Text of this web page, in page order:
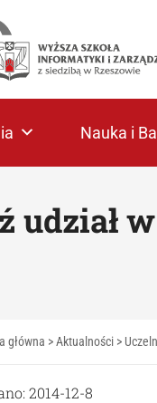
Nauka i
udział
główna >Aktualności >
2014-12-8